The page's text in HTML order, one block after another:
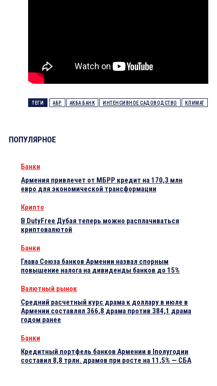
ТЕГИ АБР АКБА БАНК ИНТЕНСИВНОЕ САДОВОДСТВО КЛИМАТ
ПОПУЛЯРНОЕ
Банки
Армения привлечет от МБРР кредит на 170,3 млн
евро для экономической трансформации
Крипто
В DutyFree Дубая теперь можно расплачиваться
криптовалютой
Банки
Глава Союза банков Армении назвал спорным
повышение налога на дивиденды банков до 15%
Валютный рынок
Средний расчетный курс драма к доллару в июле в
Армении составлял 366,8 драма против 384,1 драма
годом ранее
Банки
Кредитный портфель банков Армении в Iполугодии
составил 8,8 трлн. драмов при росте на 11,5% — СБА